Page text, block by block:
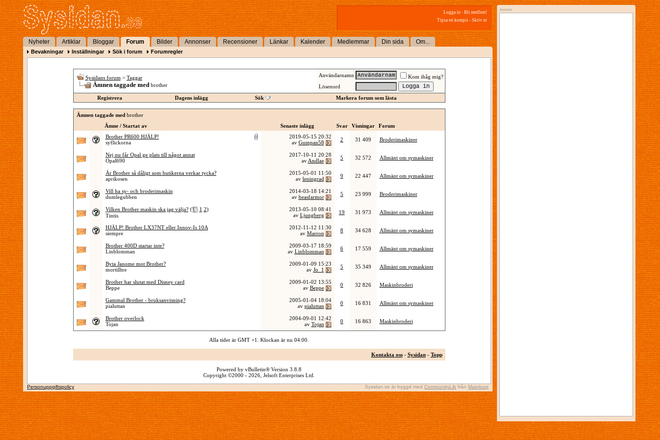
Logga in - Bli medlem!
Tipsa en kompis - Skriv ut
Nyheter Artiklar Bloggar Forum Bilder Annonser Recensioner Länkar Kalender Medlemmar Din sida Om...
Bevakningar Inställningar Sök i forum Forumregler
Sysidans forum > Taggar
Ämnen taggade med brother
Användarnamn
Kom ihåg mig?
Lösenord
Registrera
Dagens inlägg Sök Markera forum som lästa
Ämnen taggade med brother
Ämne / Startat av
Senaste inlägg Svar Visningar
Forum
Brother PR600 HJÄLP!
syflickorna
2019-05-15 20:32
av Gumpan58 2 31 409 Broderimaskiner
Nej nu får Opal ge plats till något annat
Opal690
2017-10-11 20:28
av Andlae 5 32 572 Allmänt om symaskiner
Är Brother så dåligt som butikerna verkar tycka?
aprikosen
2015-05-01 11:50
av leningrad 9 22 447 Allmänt om symaskiner
Vill ha sy- och broderimaskin
dumlegubben
2014-03-18 14:21
av beasfarmor 5 23 999 Broderimaskiner
Vilken Brother maskin ska jag välja? ( 1 2)
Tintis
2013-05-10 08:41
av Ljungberg 19 31 973 Allmänt om symaskiner
HJÄLP! Brother LX37NT eller Innov-Is 10A
siempre
2012-11-12 11:30
av Marron 8 34 628 Allmänt om symaskiner
Brother 400D startar inte?
Linblomman
2009-03-17 18:59
av Linblomman 6 17 559 Allmänt om symaskiner
Byta Janome mot Brother?
mortilltre
2009-01-09 15:23
av Jo_1 5 35 349 Allmänt om symaskiner
Brother har slutat med Disney card
Beppe
2009-01-02 13:55
av Beppe 0 32 826 Maskinbroderi
Gammal Brother - bruksanvisning?
pialuttan
2005-01-04 18:04
av pialuttan 0 16 831 Allmänt om symaskiner
Brother overlock
Tojan
2004-09-01 12:42
av Tojan 0 16 863 Maskinbroderi
Alla tider är GMT +1. Klockan är nu 04:00
Kontakta oss- Sysidan- Topp
Powered by vBulletin® Version 3.8.8
Copyright ©2000 - 2026, Jelsoft Enterprises Ltd.
Sysidan.se är byggd med CommunityLib från Mainloop
Personuppgiftspolicy
Annons